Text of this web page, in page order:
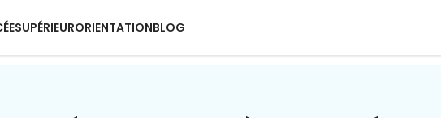
SUPÉRIEURORIENTATIONBLOG